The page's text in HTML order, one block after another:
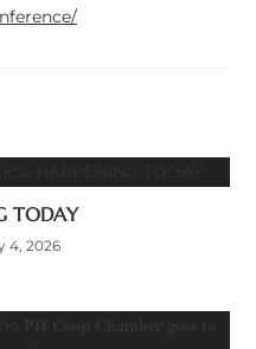
TODAY
4, 2026